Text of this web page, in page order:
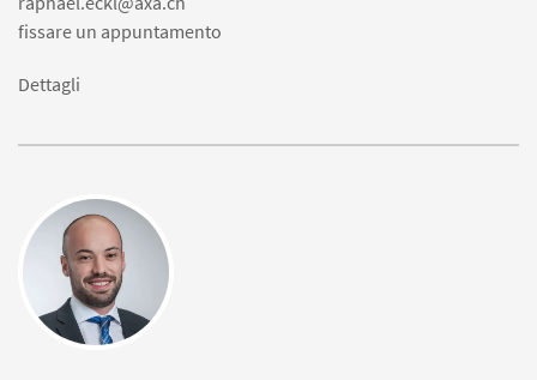
fissare un appuntamento
Dettagli